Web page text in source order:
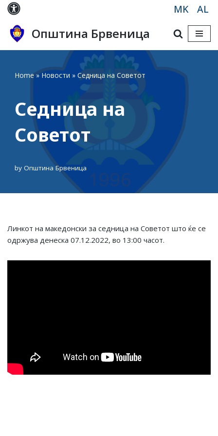
Skip
to
content
MK AL
Општина Брвеница
Home»Новости » Седница на Советот
Седница на
Советот
by Општина Брвеница
Линкот на македонски за седница на Советот што ќе се
одржува денеска 07.12.2022, во 13:00 часот.